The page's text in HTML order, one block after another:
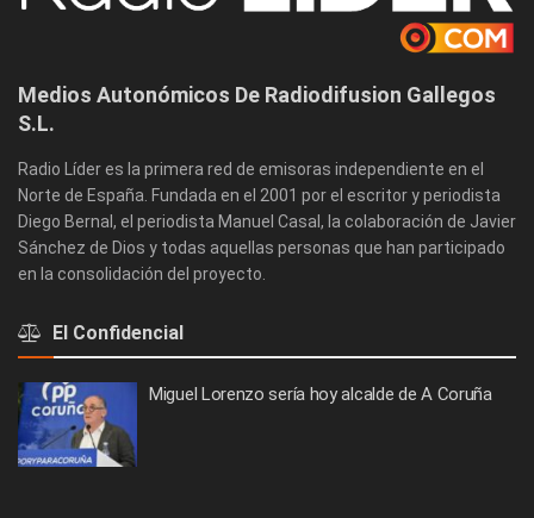
Medios Autonómicos De Radiodifusion Gallegos
S.L.
Radio Líder es la primera red de emisoras independiente en el
Norte de España. Fundada en el 2001 por el escritor y periodista
Diego Bernal, el periodista Manuel Casal, la colaboración de Javier
Sánchez de Dios y todas aquellas personas que han participado
en la consolidación del proyecto.
El Confidencial
Miguel Lorenzo sería hoy alcalde de A Coruña